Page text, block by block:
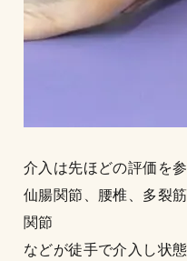
介入は先ほどの評価を
仙腸関節、腰椎、多裂
関節
などが徒手で介入し状